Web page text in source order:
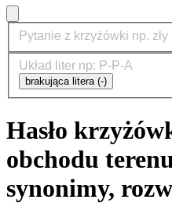
brakująca litera (-)
Hasło
obchodu
synonimy,